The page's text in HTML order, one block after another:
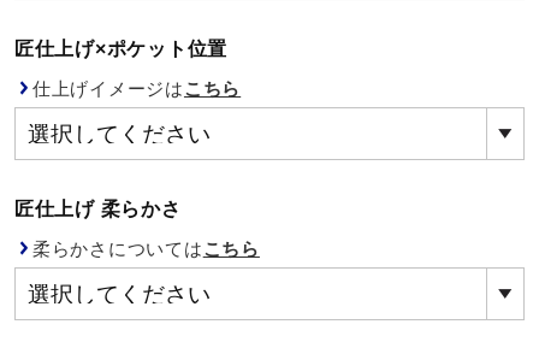
メディカル
コラボ／ライセンス
匠仕上げ×ポケット位置
仕上げイメージはこちら
匠仕上げ 柔らかさ
柔らかさについてはこちら